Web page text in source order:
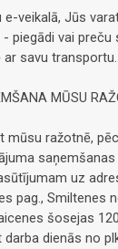
veikalā, Jūs
piegādi vai preču
ar savu transportu.
MŪSU
mūsu ražotnē,
uz
pag., Smiltenes
šosejas
dienās no